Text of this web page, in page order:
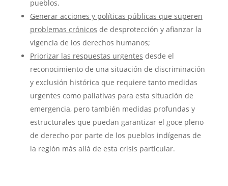
pueblos.
Generar acciones y políticas públicas que superen
problemas crónicos de desprotección y afianzar la
vigencia de los derechos humanos;
Priorizar las respuestas urgentes desde el
reconocimiento de una situación de discriminación
y exclusión histórica que requiere tanto medidas
urgentes como paliativas para esta situación de
emergencia, pero también medidas profundas y
estructurales que puedan garantizar el goce pleno
de derecho por parte de los pueblos indígenas de
la región más allá de esta crisis particular.